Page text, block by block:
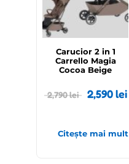
Carucior 2 in 1
Carrello Magia
Cocoa Beige
2,790lei 2,590lei
Citește mai mult